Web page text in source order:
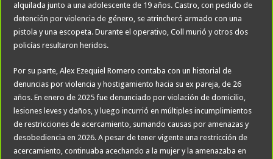
alquilada junto a una adolescente de 19 años. Castro, con pedido de
detención por violencia de género, se atrincheró armado con una
pistola y una escopeta. Durante el operativo, Coll murió y otros dos
policías resultaron heridos.
Por su parte, Alex Ezequiel Romero contaba con un historial de
denuncias por violencia y hostigamiento hacia su ex pareja, de 26
años. En enero de 2025 fue denunciado por violación de domicilio,
lesiones leves y daños, y luego incurrió en múltiples incumplimientos
de restricciones de acercamiento, sumando causas por amenazas y
desobediencia en 2026. A pesar de tener vigente una restricción de
acercamiento, continuaba acechando a la mujer y la amenazaba en